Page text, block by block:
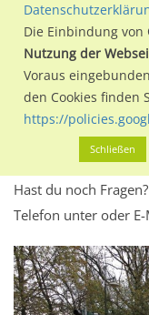
aktuelle
kannst du dich
Standort, seine
eventuelle
Werbeinhalten
Alles klar? Dann
Buchung
Hast du noch
Telefon unter oder E-
Die Einbindung von
Nutzung der
Voraus
den Cookies finden
https://
Schließen